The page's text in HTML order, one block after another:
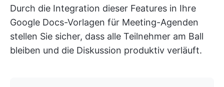
Durch die Integration dieser Features in Ihre
Google Docs-Vorlagen für Meeting-Agenden
stellen Sie sicher, dass alle Teilnehmer am Ball
bleiben und die Diskussion produktiv verläuft.